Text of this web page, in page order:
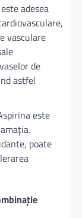
adesea
vasculare
de
astfel
este
poate